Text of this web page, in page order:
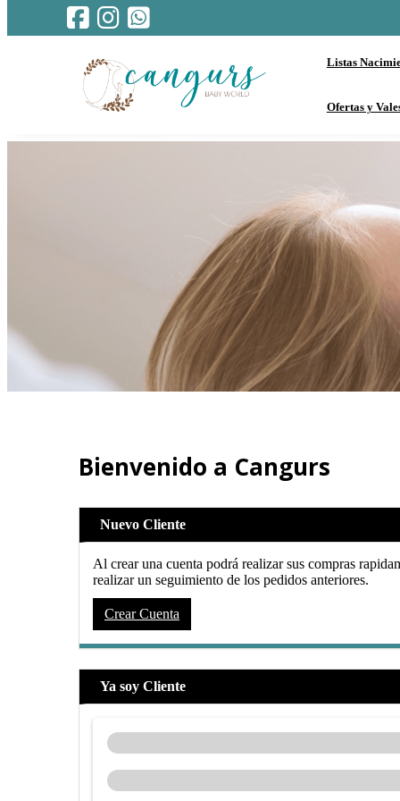
Listas
Ofertas y
Bienvenido a Cangurs
Nuevo Cliente
Al crear una cuenta podrá realizar sus compras
realizar un seguimiento de los pedidos anteriores.
Crear Cuenta
Ya soy Cliente